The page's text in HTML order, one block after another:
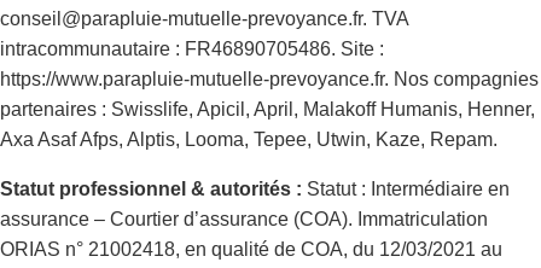
conseil@parapluie-mutuelle-prevoyance.fr. TVA
intracommunautaire : FR46890705486. Site :
https://www.parapluie-mutuelle-prevoyance.fr. Nos compagnies
partenaires : Swisslife, Apicil, April, Malakoff Humanis, Henner,
Axa Asaf Afps, Alptis, Looma, Tepee, Utwin, Kaze, Repam.
Statut professionnel & autorités : Statut : Intermédiaire en
assurance – Courtier d’assurance (COA). Immatriculation
ORIAS n° 21002418, en qualité de COA, du 12/03/2021 au